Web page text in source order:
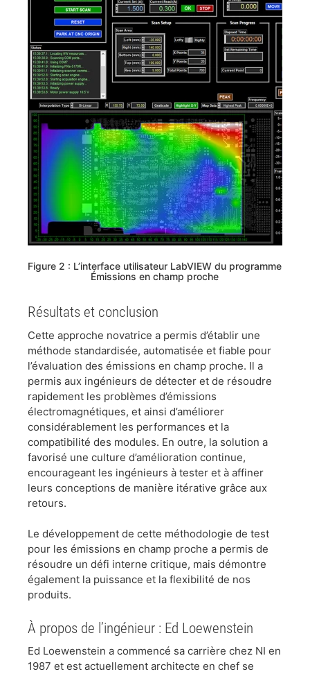
​Figure 2 : L’interface utilisateur LabVIEW du programme
Émissions en champ proche
​Résultats et conclusion
Cette approche novatrice a permis d’établir une
méthode standardisée, automatisée et fiable pour
l’évaluation des émissions en champ proche. Il a
permis aux ingénieurs de détecter et de résoudre
rapidement les problèmes d’émissions
électromagnétiques, et ainsi d’améliorer
considérablement les performances et la
compatibilité des modules. En outre, la solution a
favorisé une culture d’amélioration continue,
encourageant les ingénieurs à tester et à affiner
leurs conceptions de manière itérative grâce aux
retours.
​Le développement de cette méthodologie de test
pour les émissions en champ proche a permis de
résoudre un défi interne critique, mais démontre
également la puissance et la flexibilité de nos
produits.
​À propos de l’ingénieur : Ed Loewenstein
​Ed Loewenstein a commencé sa carrière chez NI en
1987 et est actuellement architecte en chef se